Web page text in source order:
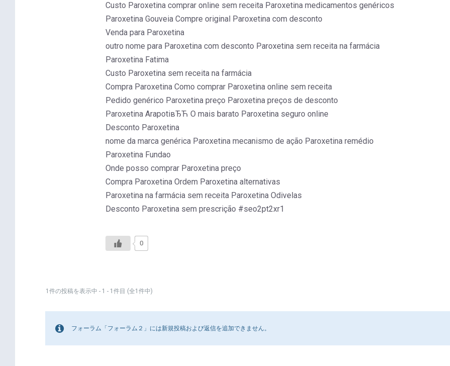
Custo Paroxetina comprar online sem receita Paroxetina medicamentos genéricos
Paroxetina Gouveia Compre original Paroxetina com desconto
Venda para Paroxetina
outro nome para Paroxetina com desconto Paroxetina sem receita na farmácia
Paroxetina Fatima
Custo Paroxetina sem receita na farmácia
Compra Paroxetina Como comprar Paroxetina online sem receita
Pedido genérico Paroxetina preço Paroxetina preços de desconto
Paroxetina ArapotiвЂЋ O mais barato Paroxetina seguro online
Desconto Paroxetina
nome da marca genérica Paroxetina mecanismo de ação Paroxetina remédio
Paroxetina Fundao
Onde posso comprar Paroxetina preço
Compra Paroxetina Ordem Paroxetina alternativas
Paroxetina na farmácia sem receita Paroxetina Odivelas
Desconto Paroxetina sem prescrição #seo2pt2xr1
0
1件の投稿を表示中 - 1 - 1件目 (全1件中)
フォーラム「フォーラム２」には新規投稿および返信を追加できません。